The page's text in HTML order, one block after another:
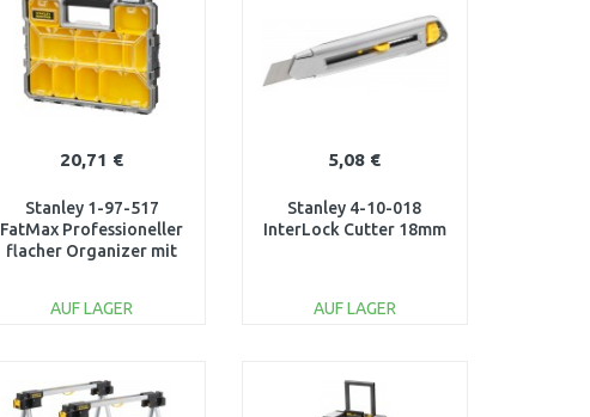
Vergleichen
20,71 €
Stanley 1-97-517
FatMax Professioneller
flacher Organizer mit
AUF LAGER
Vergleichen
5,08 €
Stanley 4-10-018
InterLock Cutter 18mm
AUF LAGER
Vergleichen